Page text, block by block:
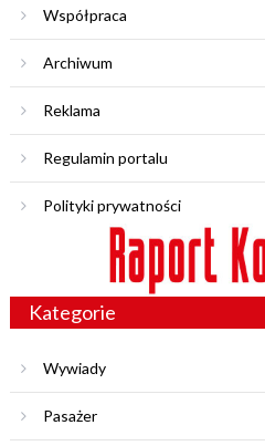
Współpraca
Archiwum
Reklama
Regulamin portalu
Polityki prywatności
Kategorie
Wywiady
Pasażer